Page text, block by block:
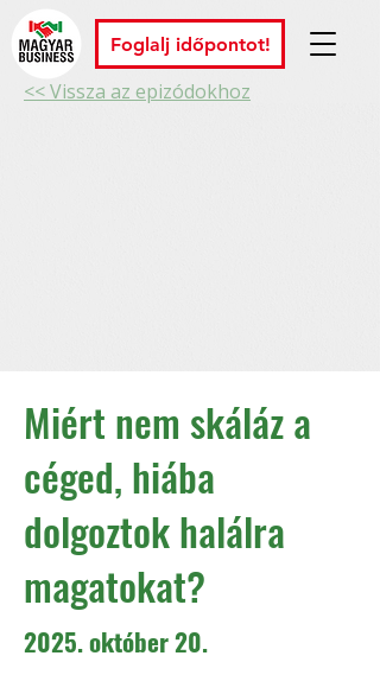
Foglalj időpontot!
<< Vissza az epizódokhoz
Miért nem skáláz a
céged, hiába
dolgoztok halálra
magatokat?
2025. október 20.